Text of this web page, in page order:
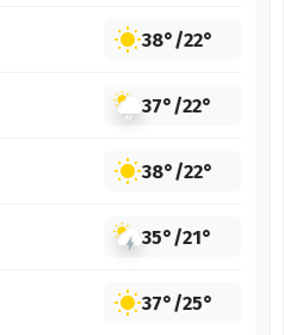
38°/22°
37°/22°
38°/22°
35°/21°
37°/25°